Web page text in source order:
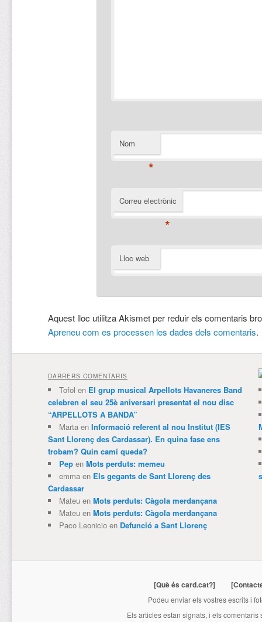
Nom
*
Correu electrònic
*
Lloc web
Aquest lloc utilitza Akismet per reduir els comentaris
Apreneu com es processen les dades dels comentaris.
DARRERS COMENTARIS
Tofol en El grup musical Arpellots Havaneres Band
celebren el seu 25è aniversari presentat el nou disc
“ARPELLOTS A BANDA”
Martaen Informació referent al nou Institut (IES
Sant Llorenç des Cardassar). En quina fase ens
trobam? Quin camí queda?
Pepen Mots perduts: memeu
emmaen Els gegants de Sant Llorenç des
Cardassar
Mateuen Mots perduts: Càgola merdançana
Mateuen Mots perduts: Càgola merdançana
Paco Leonicioen Defunció a Sant Llorenç
[Què és card.cat?]
Podeu enviar els vostres escrits i
Els articles estan signats, i els